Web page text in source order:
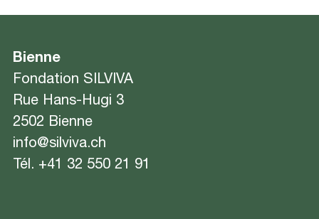
Bienne
Fondation SILVIVA
Rue Hans-Hugi 3
2502 Bienne
info@silviva.ch
Tél. +41 32 550 21 91